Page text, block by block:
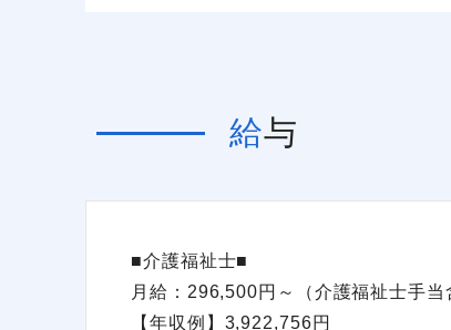
給与
■介護福祉士■
月給：296,500円～（介護福祉士手
【年収例】3,922,756円